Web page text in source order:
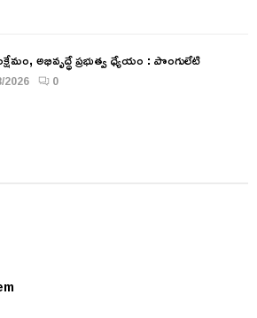
అభివృద్ధే ప్రభుత్వ ధ్యేయం : పొంగులేటి
2026 0